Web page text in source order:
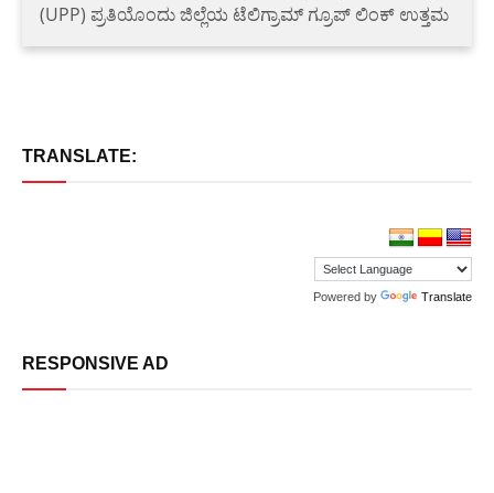
(UPP) ಪ್ರತಿಯೊಂದು ಜಿಲ್ಲೆಯ ಟೆಲಿಗ್ರಾಮ್ ಗ್ರೂಪ್ ಲಿಂಕ್ ಉತ್ತಮ
TRANSLATE:
Powered by Translate
RESPONSIVE AD